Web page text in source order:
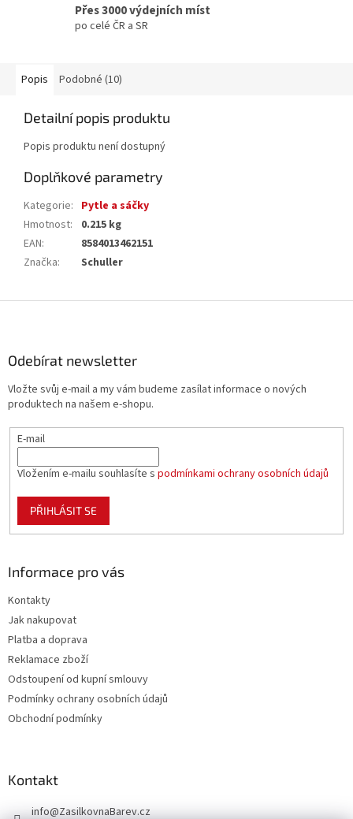
Přes 3000 výdejních míst
po celé ČR a SR
Popis Podobné (10)
Detailní popis produktu
Popis produktu není dostupný
Doplňkové parametry
Kategorie: Pytle a sáčky
Hmotnost:
0.215 kg
EAN:
8584013462151
Značka: Schuller
Odebírat newsletter
Vložte svůj e-mail a my vám budeme zasílat informace o nových
produktech na našem e-shopu.
E-mail
Vložením e-mailu souhlasíte s podmínkami ochrany osobních údajů
PŘIHLÁSIT SE
Informace pro vás
Kontakty
Jak nakupovat
Platba a doprava
Reklamace zboží
Odstoupení od kupní smlouvy
Podmínky ochrany osobních údajů
Obchodní podmínky
Kontakt
info@ZasilkovnaBarev.cz